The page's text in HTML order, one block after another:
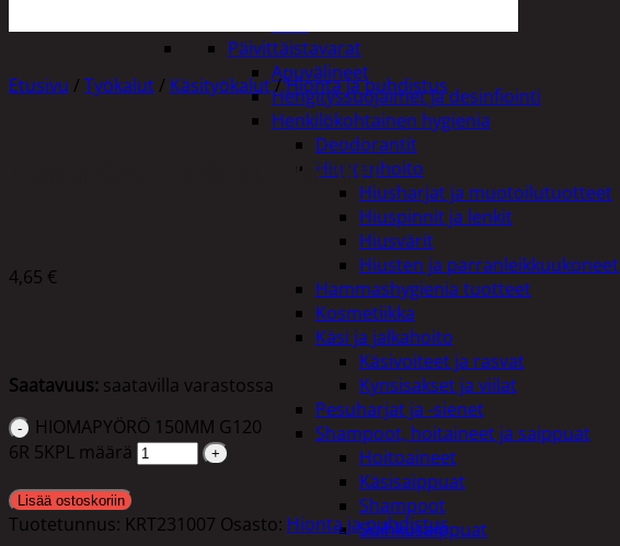
Päivittäistavarat
Apuvälineet
Hengityssuojaimet ja desinfiointi
Henkilökohtainen hygienia
Deodorantit
Hiustenhoito
Hiusharjat ja muotoilutuotteet
Hiuspinnit ja lenkit
Hiusvärit
Hiusten ja parranleikkuukoneet
Hammashygienia tuotteet
Kosmetiikka
Käsi ja jalkahoito
Käsivoiteet ja rasvat
Kynsisakset ja viilat
Pesuharjat ja -sienet
Shampoot, hoitaineet ja saippuat
Hoitoaineet
Käsisaippuat
Shampoot
Suihkusaippuat
Etusivu / Työkalut / Käsityökalut/Hionta ja puhdistus
HIOMAPYÖRÖ 150MM G120 6R 5KPL
4,65 €
Saatavuus: saatavilla varastossa
HIOMAPYÖRÖ 150MM G120
6R 5KPL määrä
Lisää ostoskoriin
Tuotetunnus: KRT231007 Osasto: Hionta ja puhdistus